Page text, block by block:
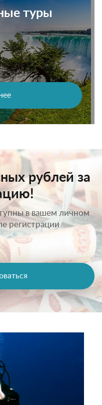
туры
рублей за
в вашем личном
регистрации